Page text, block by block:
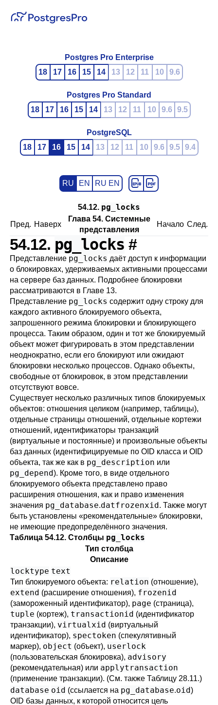
Postgres Pro Enterprise
18
17 16 15 14 13 12 11 10 9.6
Postgres Pro Standard
18
17 16 15 14 13 12 11 10 9.6 9.5
PostgreSQL
18
17 16 15 14 13 12 11 10 9.6 9.5 9.4
RU EN RU EN
54.12. pg_locks
Пред. Наверх
Глава 54. Системные
представления
Начало След.
54.12. pg_locks #
Представление pg_locks даёт доступ к информации
о блокировках, удерживаемых активными процессами
на сервере баз данных. Подробнее блокировки
рассматриваются в Главе 13.
Представление pg_locks содержит одну строку для
каждого активного блокируемого объекта,
запрошенного режима блокировки и блокирующего
процесса. Таким образом, один и тот же блокируемый
объект может фигурировать в этом представлении
неоднократно, если его блокируют или ожидают
блокировки несколько процессов. Однако объекты,
свободные от блокировок, в этом представлении
отсутствуют вовсе.
Существует несколько различных типов блокируемых
объектов: отношения целиком (например, таблицы),
отдельные страницы отношений, отдельные кортежи
отношений, идентификаторы транзакций
(виртуальные и постоянные) и произвольные объекты
баз данных (идентифицируемые по OID класса и OID
объекта, так же как в pg_description или
pg_depend). Кроме того, в виде отдельного
блокируемого объекта представлено право
расширения отношения, как и право изменения
значения pg_database.datfrozenxid. Также могут
быть установлены «рекомендательные» блокировки,
не имеющие предопределённого значения.
Таблица 54.12. Столбцы pg_locks
Тип столбца
Описание
locktype text
Тип блокируемого объекта: relation (отношение),
extend (расширение отношения), frozenid
(замороженный идентификатор), page (страница),
tuple (кортеж), transactionid (идентификатор
транзакции), virtualxid (виртуальный
идентификатор), spectoken (спекулятивный
маркер), object (объект), userlock
(пользовательская блокировка), advisory
(рекомендательная) или applytransaction
(применение транзакции). (См. также Таблицу 28.11.)
database oid (ссылается на pg_database.oid)
OID базы данных, к которой относится цель